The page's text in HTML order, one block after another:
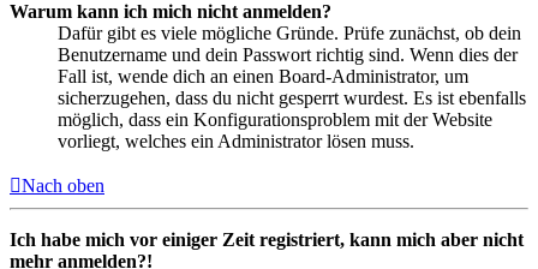
Warum kann ich mich nicht anmelden?
Dafür gibt es viele mögliche Gründe. Prüfe zunächst, ob dein
Benutzername und dein Passwort richtig sind. Wenn dies der
Fall ist, wende dich an einen Board-Administrator, um
sicherzugehen, dass du nicht gesperrt wurdest. Es ist ebenfalls
möglich, dass ein Konfigurationsproblem mit der Website
vorliegt, welches ein Administrator lösen muss.
Nach oben
Ich habe mich vor einiger Zeit registriert, kann mich aber nicht
mehr anmelden?!